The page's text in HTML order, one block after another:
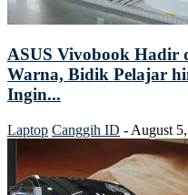
ASUS Vivobook Hadir
Warna, Bidik Pelajar
Ingin...
Laptop Canggih ID - August